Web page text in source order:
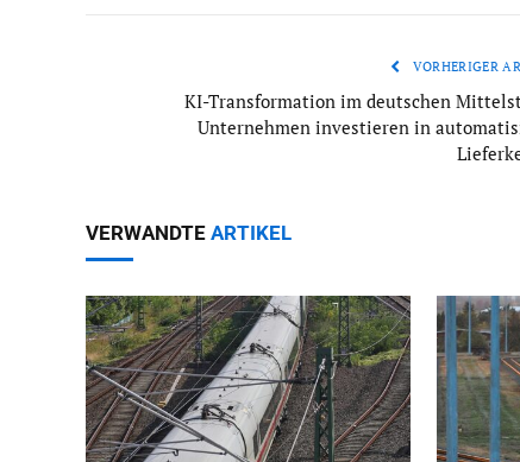
VORHERIGER
KI-Transformation im deutschen
Unternehmen investieren in
VERWANDTE ARTIKEL